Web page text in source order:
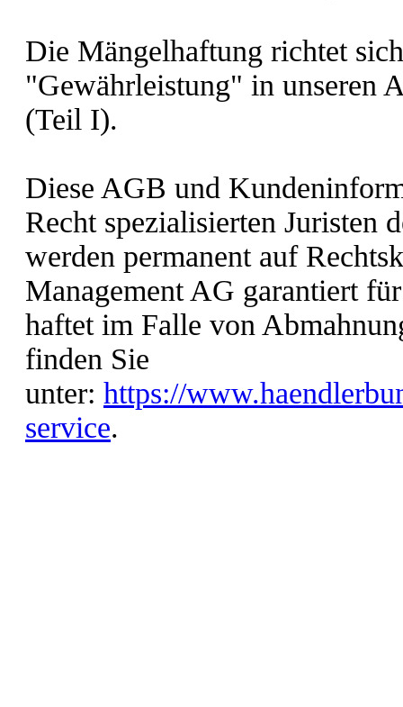
Die Mängelhaftung richtet
"Gewährleistung" in unseren
(Teil I).
Diese AGB und
Recht spezialisierten Juristen
werden permanent auf
Management AG garantiert
haftet im Falle von
finden Sie
unter: https://
service.